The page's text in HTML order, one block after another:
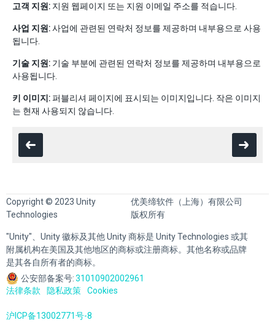
고객 지원: 지원 웹페이지 또는 지원 이메일 주소를 적습니다.
사업 지원:사업에 관련된 연락처 정보를 제공하며 내부용으로 사용
됩니다.
기술 지원: 기술 부분에 관련된 연락처 정보를 제공하며 내부용으로
사용됩니다.
키 이미지:퍼블리셔 페이지에 표시되는 이미지입니다. 작은 이미지
는 현재 사용되지 않습니다.
Copyright © 2023 Unity
Technologies
优美缔软件（上海）有限公司
版权所有
"Unity"、Unity 徽标及其他 Unity 商标是 Unity Technologies 或其
附属机构在美国及其他地区的商标或注册商标。其他名称或品牌
是其各自所有者的商标。
公安部备案号:31010902002961
法律条款
隐私政策 Cookies
沪ICP备13002771号-8